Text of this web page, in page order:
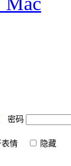
密码
表情 隐